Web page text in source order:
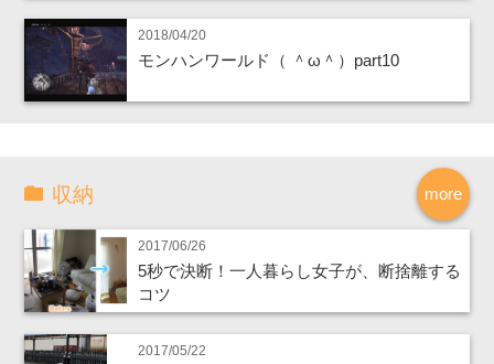
2018/04/20
モンハンワールド（ ＾ω＾）part10
more
収納
2017/06/26
5秒で決断！一人暮らし女子が、断捨離する
コツ
2017/05/22